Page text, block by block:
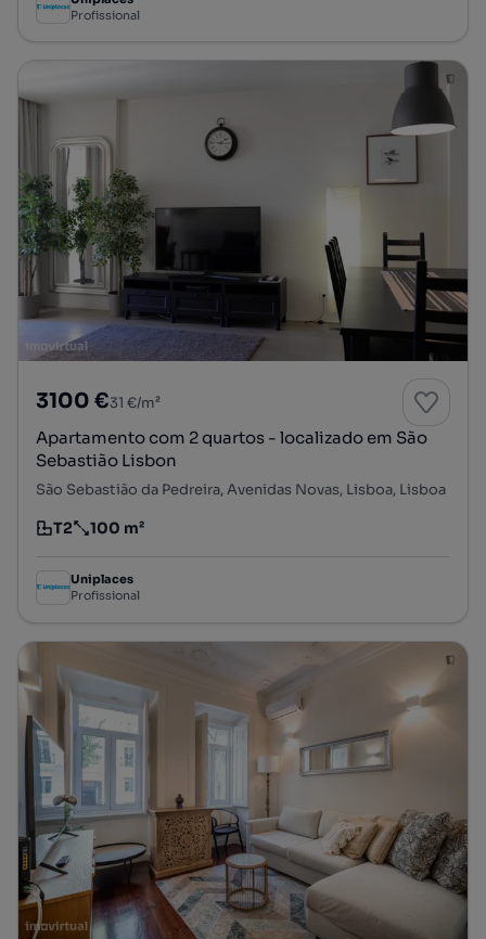
Profissional
3100 €31 €/m²
Apartamento com 2 quartos - localizado em São
Sebastião Lisbon
São Sebastião da Pedreira, Avenidas Novas, Lisboa, Lisboa
Tipologia
T2
Preço por metro quadrado
100 m²
Uniplaces
Profissional